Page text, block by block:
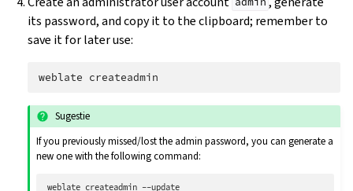
its password, and copy it to the clipboard; remember to
save it for later use:
weblate
Sugestie
If you previously missed/lost the admin password, you can generate a
new one with the following command:
weblate createadmin